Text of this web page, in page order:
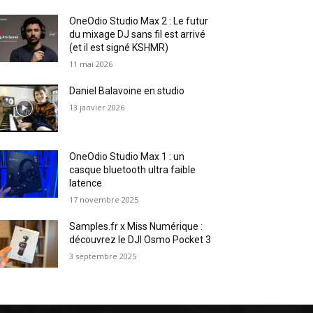
OneOdio Studio Max 2 : Le futur
du mixage DJ sans fil est arrivé
(et il est signé KSHMR)
11 mai 2026
Daniel Balavoine en studio
13 janvier 2026
OneOdio Studio Max 1 : un
casque bluetooth ultra faible
latence
17 novembre 2025
Samples.fr x Miss Numérique :
découvrez le DJI Osmo Pocket 3
3 septembre 2025